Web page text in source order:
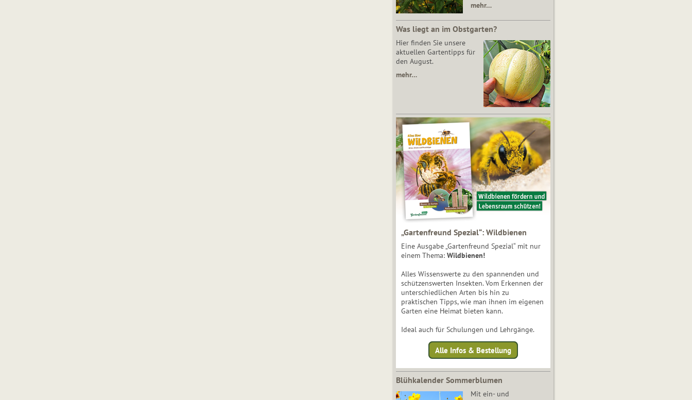
mehr…
Was liegt an im Obstgarten?
Hier finden Sie unsere
aktuellen Gartentipps für
den August.
mehr…
„Gartenfreund Spezial“: Wildbienen
Eine Ausgabe „Gartenfreund Spezial“ mit nur
einem Thema: Wildbienen!
Alles Wissenswerte zu den spannenden und
schützenswerten Insekten. Vom Erkennen der
unterschiedlichen Arten bis hin zu
praktischen Tipps, wie man ihnen im eigenen
Garten eine Heimat bieten kann.
Ideal auch für Schulungen und Lehrgänge.
Alle Infos & Bestellung
Blühkalender Sommerblumen
Mit ein- und